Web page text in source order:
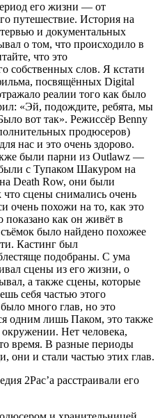
его жизни — от
путешествие. История на
и документальных
о том, что происходило в
что это
собственных слов. Я кстати
посвящённых Digital
реалии того как было
«Эй, подождите, ребята, мы
вот так». Режиссёр Benny
продюсеров)
нас и это очень здорово.
были парни из Outlawz —
с Тупаком Шакуром на
Death Row, они были
что сцены снимались очень
очень похожи на то, как это
показано как он живёт в
было найдено похожее
Кастинг был
подобраны. С ума
сцены из его жизни, о
а также сцены, которые
себя частью этого
было много глав, но это
одним лишь Паком, это также
Нет человека,
время. В разные периоды
и стали частью этих глав.
2Pac’а расстраивали его